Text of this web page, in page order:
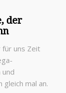
der
für uns Zeit
gleich mal an.